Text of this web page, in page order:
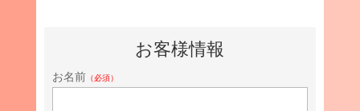
お客様情報
お名前（必須）